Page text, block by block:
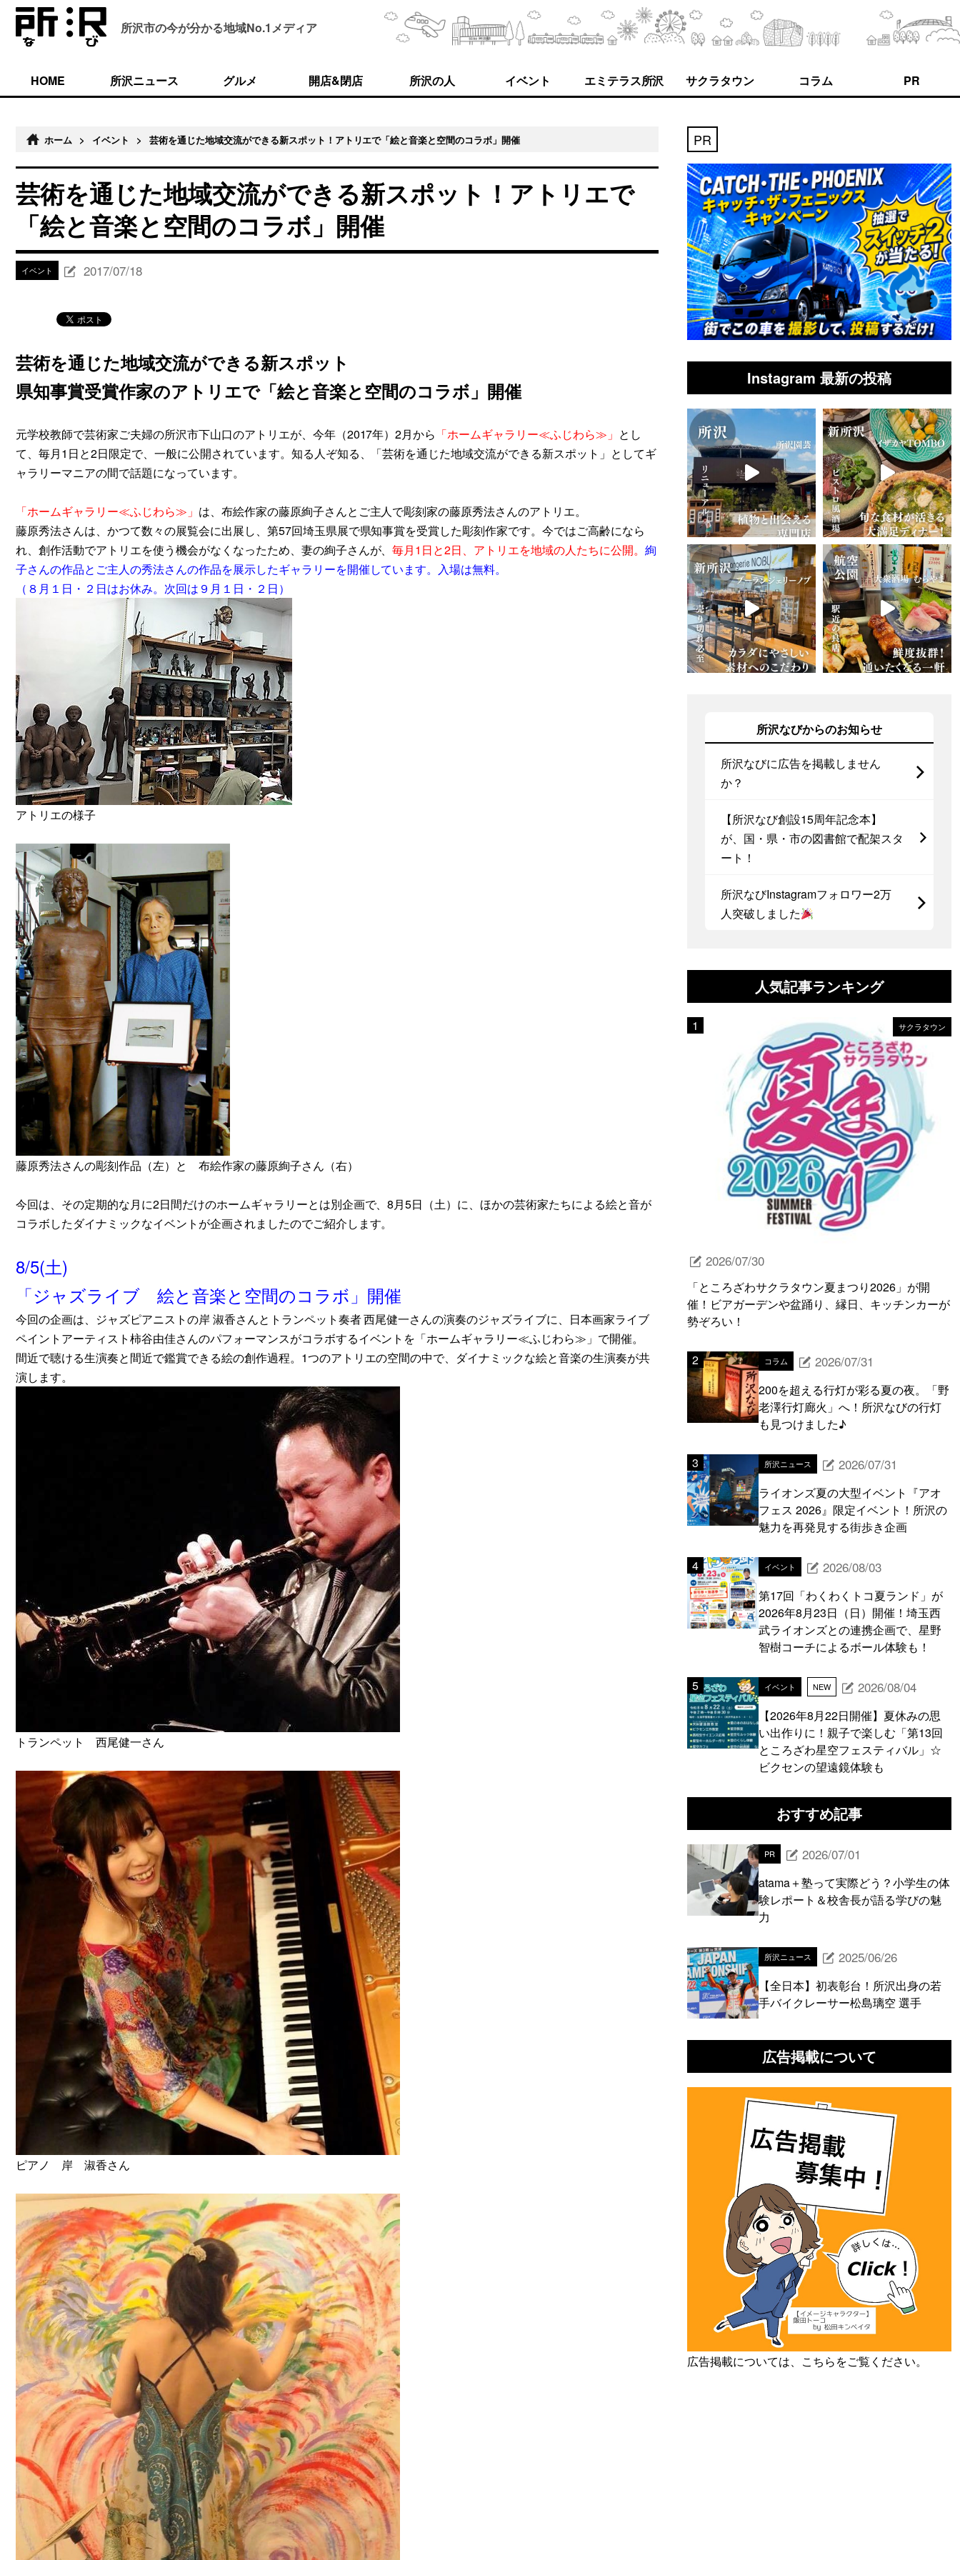
所沢市の今が分かる地域No.1メディア
HOME 所沢ニュース グルメ 開店&閉店 所沢の人 イベント エミテラス所沢 サクラタウン コラム PR
ホーム > イベント > 芸術を通じた地域交流ができる新スポット！アトリエで「絵と音楽と空間のコラボ」開催
芸術を通じた地域交流ができる新スポット！アトリエで
「絵と音楽と空間のコラボ」開催
イベント 2017/07/18
芸術を通じた地域交流ができる新スポット
県知事賞受賞作家のアトリエで「絵と音楽と空間のコラボ」開催
元学校教師で芸術家ご夫婦の所沢市下山口のアトリエが、今年（2017年）2月から 「ホームギャラリー≪ふじわら≫」 とし
て、毎月1日と2日限定で、一般に公開されています。知る人ぞ知る、「芸術を通じた地域交流ができる新スポット」としてギ
ャラリーマニアの間で話題になっています。
「ホームギャラリー≪ふじわら≫」 は、布絵作家の藤原絢子さんとご主人で彫刻家の藤原秀法さんのアトリエ。
藤原秀法さんは、かつて数々の展覧会に出展し、第57回埼玉県展で県知事賞を受賞した彫刻作家です。今ではご高齢になら
れ、創作活動でアトリエを使う機会がなくなったため、妻の絢子さんが、毎月1日と2日、アトリエを地域の人たちに公開。絢
子さんの作品とご主人の秀法さんの作品を展示したギャラリーを開催しています。入場は無料。
（８月１日・２日はお休み。次回は９月１日・２日）
アトリエの様子
藤原秀法さんの彫刻作品（左）と 布絵作家の藤原絢子さん（右）
今回は、その定期的な月に2日間だけのホームギャラリーとは別企画で、8月5日（土）に、ほかの芸術家たちによる絵と音が
コラボしたダイナミックなイベントが企画されましたのでご紹介します。
8/5(土)
「ジャズライブ 絵と音楽と空間のコラボ」開催
今回の企画は、ジャズピアニストの岸 淑香さんとトランペット奏者 西尾健一さんの演奏のジャズライブに、日本画家ライブ
ペイントアーティスト柿谷由佳さんのパフォーマンスがコラボするイベントを「ホームギャラリー≪ふじわら≫」で開催。
間近で聴ける生演奏と間近で鑑賞できる絵の創作過程。1つのアトリエの空間の中で、ダイナミックな絵と音楽の生演奏が共
演します。
トランペット 西尾健一さん
ピアノ 岸 淑香さん
PR
Instagram 最新の投稿
所沢なびからのお知らせ
所沢なびに広告を掲載しません
か？
【所沢なび創設15周年記念本】
が、国・県・市の図書館で配架スタ
ート！
所沢なびInstagramフォロワー2万
人突破しました
人気記事ランキング
サクラタウン
2026/07/30
「ところざわサクラタウン夏まつり2026」が開
催！ビアガーデンや盆踊り、縁日、キッチンカーが
勢ぞろい！
コラム 2026/07/31
200を超える行灯が彩る夏の夜。「野
老澤行灯廊火」へ！所沢なびの行灯
も見つけました♪
所沢ニュース 2026/07/31
ライオンズ夏の大型イベント『アオ
フェス 2026』限定イベント！所沢の
魅力を再発見する街歩き企画
イベント 2026/08/03
第17回「わくわくトコ夏ランド」が
2026年8月23日（日）開催！埼玉西
武ライオンズとの連携企画で、星野
智樹コーチによるボール体験も！
イベント NEW 2026/08/04
【2026年8月22日開催】夏休みの思
い出作りに！親子で楽しむ「第13回
ところざわ星空フェスティバル」☆
ビクセンの望遠鏡体験も
おすすめ記事
PR 2026/07/01
atama＋塾って実際どう？小学生の体
験レポート＆校舎長が語る学びの魅
力
所沢ニュース 2025/06/26
【全日本】初表彰台！所沢出身の若
手バイクレーサー松島璃空 選手
広告掲載について
広告掲載については、こちらをご覧ください。